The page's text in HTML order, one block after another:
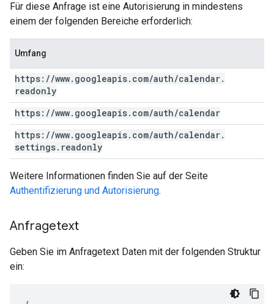
Für diese Anfrage ist eine Autorisierung in mindestens
einem der folgenden Bereiche erforderlich:
Umfang
https: //www. googleapis. com/auth/calendar.
readonly
https: //www. googleapis. com/auth/calendar
https: //www. googleapis. com/auth/calendar.
settings. readonly
Weitere Informationen finden Sie auf der Seite
Authentifizierung und Autorisierung.
Anfragetext
Geben Sie im Anfragetext Daten mit der folgenden Struktur
ein: